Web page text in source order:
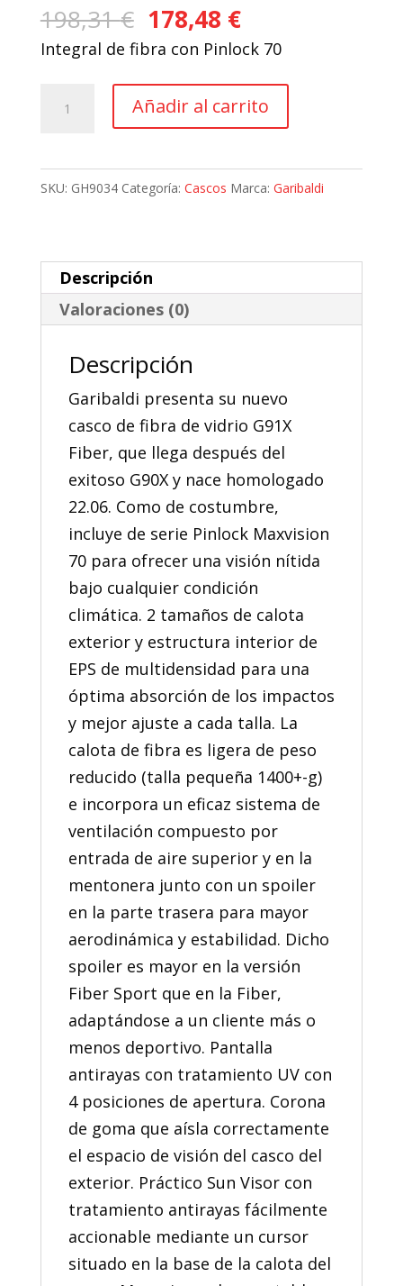
198,31€ El
precio
era:
198,31 €.
178,48 €El
precio
es:
178,48 €.
Integral de fibra con Pinlock 70
Sport
Pinlock
cantidad
Añadir al carrito
SKU: GH9034 Categoría: Cascos Marca: Garibaldi
Descripción
Valoraciones (0)
Descripción
Garibaldi presenta su nuevo
casco de fibra de vidrio G91X
Fiber, que llega después del
exitoso G90X y nace homologado
22.06. Como de costumbre,
incluye de serie Pinlock Maxvision
70 para ofrecer una visión nítida
bajo cualquier condición
climática. 2 tamaños de calota
exterior y estructura interior de
EPS de multidensidad para una
óptima absorción de los impactos
y mejor ajuste a cada talla. La
calota de fibra es ligera de peso
reducido (talla pequeña 1400+-g)
e incorpora un eficaz sistema de
ventilación compuesto por
entrada de aire superior y en la
mentonera junto con un spoiler
en la parte trasera para mayor
aerodinámica y estabilidad. Dicho
spoiler es mayor en la versión
Fiber Sport que en la Fiber,
adaptándose a un cliente más o
menos deportivo. Pantalla
antirayas con tratamiento UV con
4 posiciones de apertura. Corona
de goma que aísla correctamente
el espacio de visión del casco del
exterior. Práctico Sun Visor con
tratamiento antirayas fácilmente
accionable mediante un cursor
situado en la base de la calota del